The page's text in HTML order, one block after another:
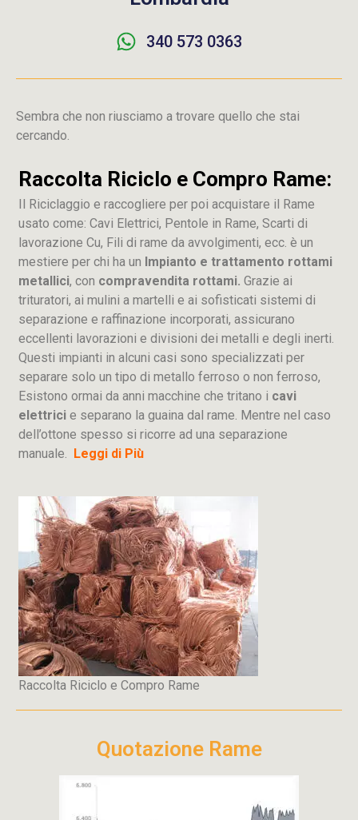
340 573 0363
Sembra che non riusciamo a trovare quello che stai
cercando.
Raccolta Riciclo e Compro Rame:
Il Riciclaggio e raccogliere per poi acquistare il Rame
usato come: Cavi Elettrici, Pentole in Rame, Scarti di
lavorazione Cu, Fili di rame da avvolgimenti, ecc. è un
mestiere per chi ha un Impianto e trattamento rottami
metallici, con compravendita rottami. Grazie ai
trituratori, ai mulini a martelli e ai sofisticati sistemi di
separazione e raffinazione incorporati, assicurano
eccellenti lavorazioni e divisioni dei metalli e degli inerti.
Questi impianti in alcuni casi sono specializzati per
separare solo un tipo di metallo ferroso o non ferroso,
Esistono ormai da anni macchine che tritano i cavi
elettrici e separano la guaina dal rame. Mentre nel caso
dell’ottone spesso si ricorre ad una separazione
manuale. Leggi di Più
Raccolta Riciclo e Compro Rame
Quotazione Rame